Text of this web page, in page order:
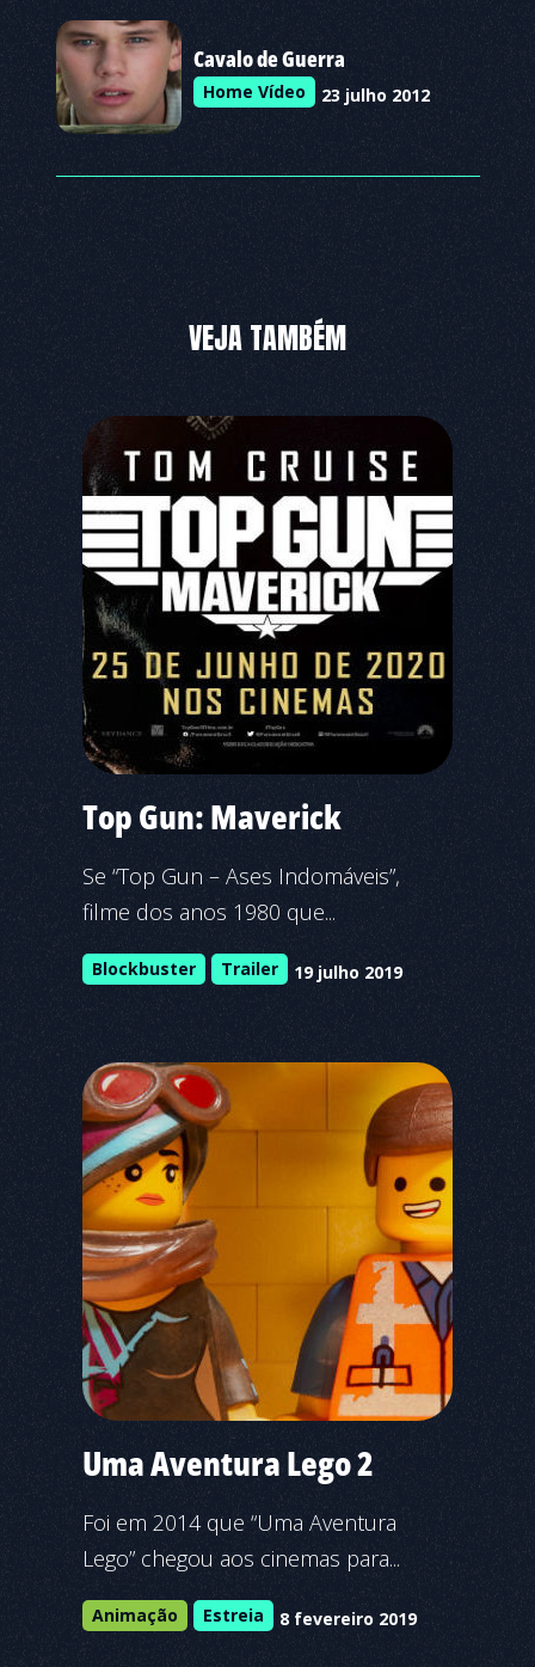
Cavalo de Guerra
Home Vídeo 23 julho 2012
VEJA TAMBÉM
Top Gun: Maverick
Se “Top Gun – Ases Indomáveis”,
filme dos anos 1980 que...
Blockbuster Trailer 19 julho 2019
Uma Aventura Lego 2
Foi em 2014 que “Uma Aventura
Lego” chegou aos cinemas para...
Animação Estreia 8 fevereiro 2019